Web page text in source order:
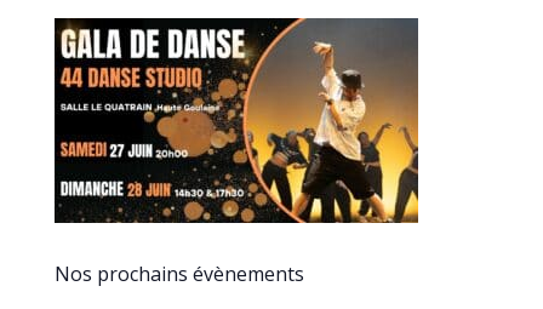
Nos prochains évènements